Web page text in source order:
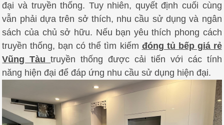
đại và truyền thống. Tuy nhiên, quyết định cuối cùng
vẫn phải dựa trên sở thích, nhu cầu sử dụng và ngân
sách của chủ sở hữu. Nếu bạn yêu thích phong cách
truyền thống, bạn có thể tìm kiếm đóng tủ bếp giá rẻ
Vũng Tàutruyền thống được cải tiến với các tính
năng hiện đại để đáp ứng nhu cầu sử dụng hiện đại.